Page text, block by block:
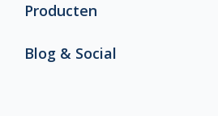
Producten
Blog & Social